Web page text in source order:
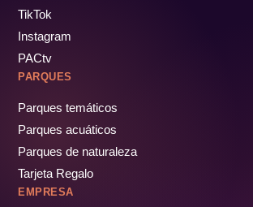
TikTok
Instagram
PACtv
PARQUES
Parques temáticos
Parques acuáticos
Parques de naturaleza
Tarjeta Regalo
EMPRESA